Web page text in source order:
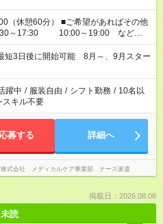
■ご希望があればその他
8:30～17:30 10:00～19:00 など
い」 「できれば残業はしたくない」
たお仕事をご紹介します！ ※Wワ
お仕事で希望する勤務時間と、もう1つ
計で週40時間を超える場合は応募でき
3日後に開始可能 8月～、9月スター
躍中 / 服装自由 / シフト勤務 / 10名以
スキル不要
応募する 詳細へ
株式会社 メディカルケア事業部 ナース派遣
掲載日：2026.08.08
未読